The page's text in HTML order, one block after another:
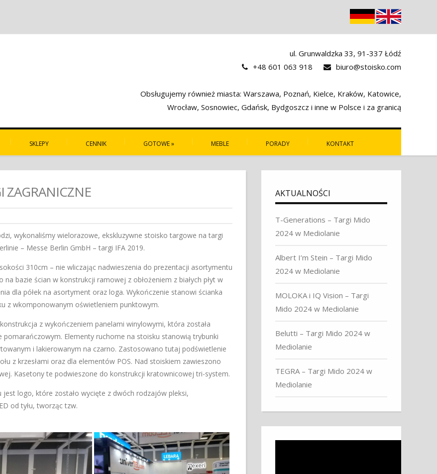
ul. Grunwaldzka 33, 91-337 Łódź
+48 601 063 918
biuro@stoisko.com
Obsługujemy również miasta: Warszawa, Poznań, Kielce, Kraków, Katowice,
Wrocław, Sosnowiec, Gdańsk, Bydgoszcz i inne w Polsce i za granicą
SKLEPY CENNIK GOTOWE» MEBLE PORADY KONTAKT
ZAGRANICZNE
wykonaliśmy wielorazowe, ekskluzywne stoisko targowe na targi
– Messe Berlin GmbH – targi IFA 2019.
310cm – nie wliczając nadwieszenia do prezentacji asortymentu
bazie ścian w konstrukcji ramowej z obłożeniem z białych płyt w
dla półek na asortyment oraz loga. Wykończenie stanowi ścianka
z wkomponowanym oświetleniem punktowym.
z wykończeniem panelami winylowymi, która została
Elementy ruchome na stoisku stanowią trybunki
i lakierowanym na czarno. Zastosowano tutaj podświetlenie
z krzesłami oraz dla elementów POS. Nad stoiskiem zawieszono
Kasetony te podwieszone do konstrukcji kratownicowej tri-system.
logo, które zostało wycięte z dwóch rodzajów pleksi,
od tyłu, tworząc tzw.
AKTUALNOŚCI
T-Generations – Targi Mido
2024 w Mediolanie
Albert I’m Stein – Targi Mido
2024 w Mediolanie
MOLOKA i IQ Vision – Targi
Mido 2024 w Mediolanie
Belutti – Targi Mido 2024 w
Mediolanie
TEGRA – Targi Mido 2024 w
Mediolanie